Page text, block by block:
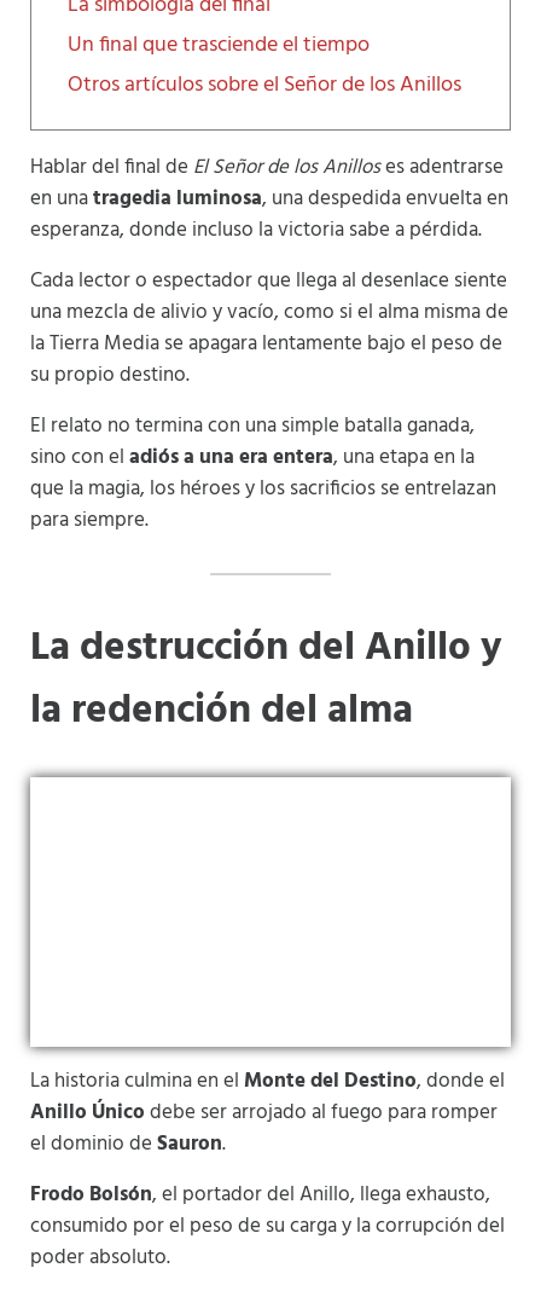
Un final que trasciende el tiempo
Otros artículos sobre el Señor de los Anillos
Hablar del final de El Señor de los Anilloses adentrarse
en unatragedia luminosa, una despedida envuelta en
esperanza, donde incluso la victoria sabe a pérdida.
Cada lector o espectador que llega al desenlace siente
una mezcla de alivio y vacío, como si el alma misma de
la Tierra Media se apagara lentamente bajo el peso de
su propio destino.
El relato no termina con una simple batalla ganada,
sino con eladiós a una era entera, una etapa en la
que la magia, los héroes y los sacrificios se entrelazan
para siempre.
La destrucción del Anillo y
la redención del alma
La historia culmina en el Monte del Destino, donde el
Anillo Únicodebe ser arrojado al fuego para romper
el dominio deSauron.
Frodo Bolsón, el portador del Anillo, llega exhausto,
consumido por el peso de su carga y la corrupción del
poder absoluto.